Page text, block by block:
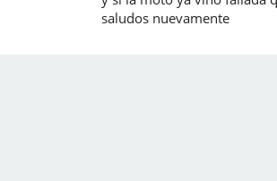
saludos nuevamente